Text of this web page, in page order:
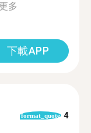
多
下載APP
format_quote 4